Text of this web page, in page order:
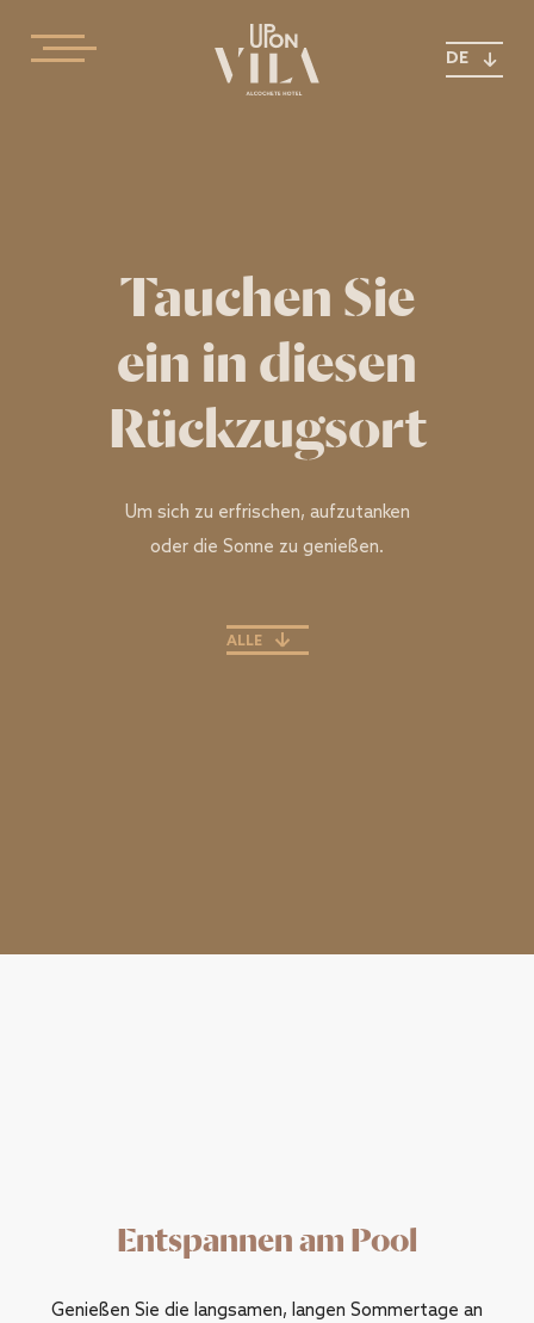
DE
Tauchen Sie
ein in diesen
Rückzugsort
Um sich zu erfrischen, aufzutanken
oder die Sonne zu genießen.
ALLE
Entspannen am Pool
Genießen Sie die langsamen, langen Sommertage an